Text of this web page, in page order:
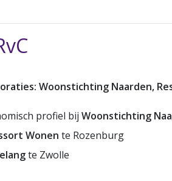
Woonstichting Naarden,
profiel bij Woonstichting
Wonen te Rozenburg
te Zwolle